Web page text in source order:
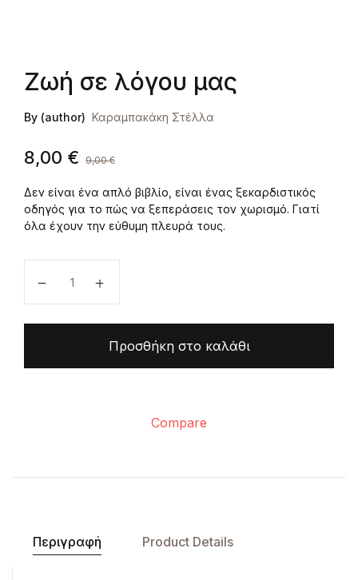
Ζωή σε λόγου μας
By (author) Καραμπακάκη Στέλλα
8,00 € 9,00€
Δεν είναι ένα απλό βιβλίο, είναι ένας ξεκαρδιστικός
οδηγός για το πώς να ξεπεράσεις τον χωρισμό. Γιατί
όλα έχουν την εύθυμη πλευρά τους.
Προσθήκη στο καλάθι
Compare
Περιγραφή Product Details